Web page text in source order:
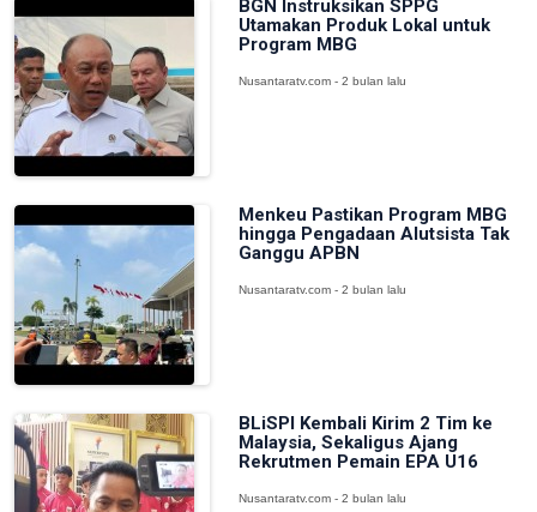
BGN Instruksikan SPPG
Utamakan Produk Lokal untuk
Program MBG
Nusantaratv.com - 2 bulan lalu
Menkeu Pastikan Program MBG
hingga Pengadaan Alutsista Tak
Ganggu APBN
Nusantaratv.com - 2 bulan lalu
BLiSPI Kembali Kirim 2 Tim ke
Malaysia, Sekaligus Ajang
Rekrutmen Pemain EPA U16
Nusantaratv.com - 2 bulan lalu